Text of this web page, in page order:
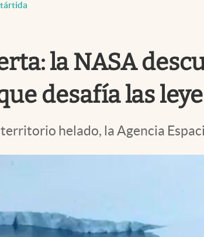
la NASA
desafía las
helado, la Agencia